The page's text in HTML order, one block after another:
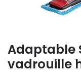
Adaptable
vadrouille